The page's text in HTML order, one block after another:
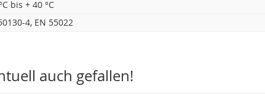
bis + 40 °C
4, EN 55022
auch gefallen!